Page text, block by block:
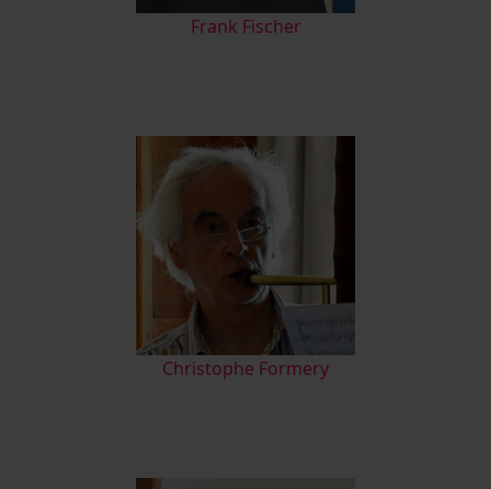
Frank Fischer
Christophe Formery